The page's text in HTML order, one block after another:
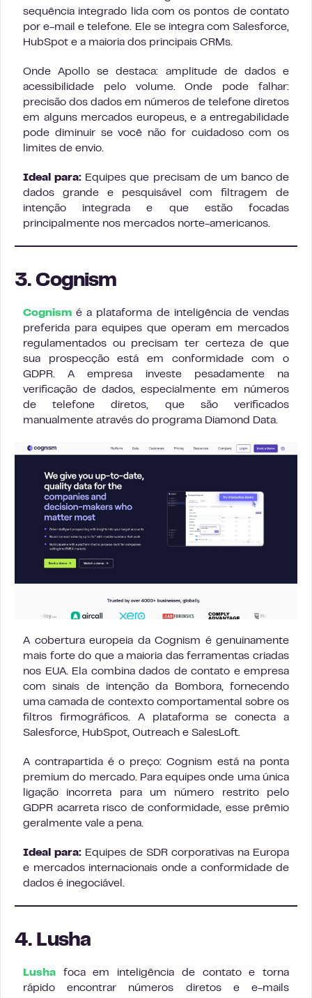
sequência integrado lida com os pontos de contato
por e-mail e telefone. Ele se integra com Salesforce,
HubSpot e a maioria dos principais CRMs.
Onde Apollo se destaca: amplitude de dados e
acessibilidade pelo volume. Onde pode falhar:
precisão dos dados em números de telefone diretos
em alguns mercados europeus, e a entregabilidade
pode diminuir se você não for cuidadoso com os
limites de envio.
Ideal para: Equipes que precisam de um banco de
dados grande e pesquisável com filtragem de
intenção integrada e que estão focadas
principalmente nos mercados norte-americanos.
3. Cognism
Cognism é a plataforma de inteligência de vendas
preferida para equipes que operam em mercados
regulamentados ou precisam ter certeza de que
sua prospecção está em conformidade com o
GDPR. A empresa investe pesadamente na
verificação de dados, especialmente em números
de telefone diretos, que são verificados
manualmente através do programa Diamond Data.
A cobertura europeia da Cognism é genuinamente
mais forte do que a maioria das ferramentas criadas
nos EUA. Ela combina dados de contato e empresa
com sinais de intenção da Bombora, fornecendo
uma camada de contexto comportamental sobre os
filtros firmográficos. A plataforma se conecta a
Salesforce, HubSpot, Outreach e SalesLoft.
A contrapartida é o preço: Cognism está na ponta
premium do mercado. Para equipes onde uma única
ligação incorreta para um número restrito pelo
GDPR acarreta risco de conformidade, esse prêmio
geralmente vale a pena.
Ideal para: Equipes de SDR corporativas na Europa
e mercados internacionais onde a conformidade de
dados é inegociável.
4. Lusha
Lusha foca em inteligência de contato e torna
rápido encontrar números diretos e e-mails